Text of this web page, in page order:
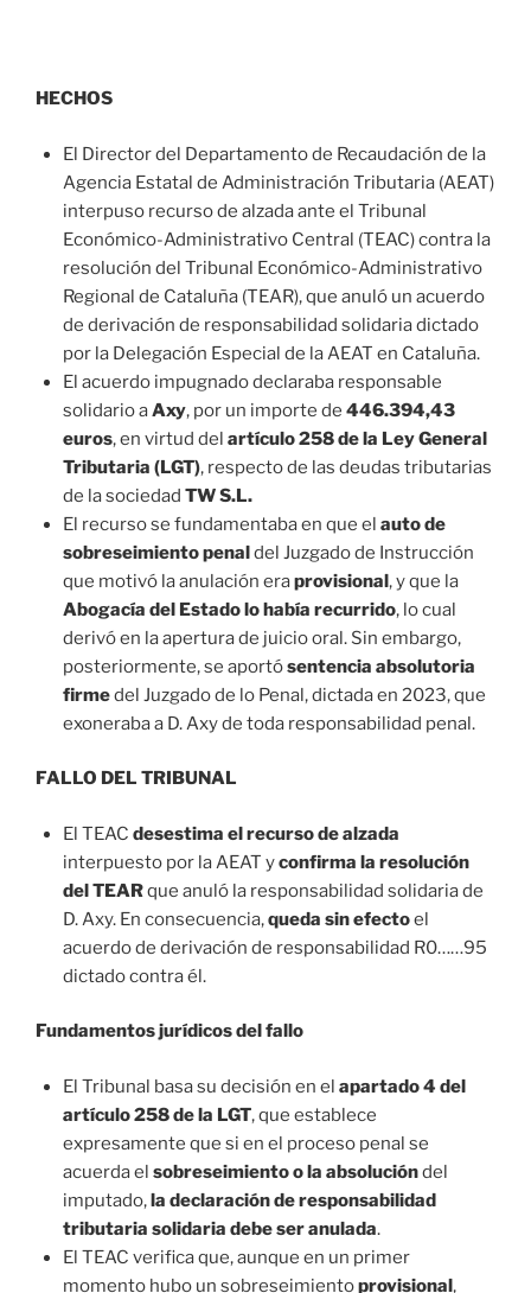
HECHOS
El Director del Departamento de Recaudación de la
Agencia Estatal de Administración Tributaria (AEAT)
interpuso recurso de alzada ante el Tribunal
Económico-Administrativo Central (TEAC) contra la
resolución del Tribunal Económico-Administrativo
Regional de Cataluña (TEAR), que anuló un acuerdo
de derivación de responsabilidad solidaria dictado
por la Delegación Especial de la AEAT en Cataluña.
El acuerdo impugnado declaraba responsable
solidario aAxy, por un importe de 446.394,43
euros, en virtud del artículo 258 de la Ley General
Tributaria (LGT), respecto de las deudas tributarias
de la sociedad TW S.L.
El recurso se fundamentaba en que el auto de
sobreseimiento penaldel Juzgado de Instrucción
que motivó la anulación eraprovisional, y que la
Abogacía del Estado lo había recurrido, lo cual
derivó en la apertura de juicio oral. Sin embargo,
posteriormente, se aportósentencia absolutoria
firmedel Juzgado de lo Penal, dictada en 2023, que
exoneraba a D. Axy de toda responsabilidad penal.
FALLO DEL TRIBUNAL
El TEAC desestima el recurso de alzada
interpuesto por la AEAT yconfirma la resolución
del TEARque anuló la responsabilidad solidaria de
D. Axy. En consecuencia,queda sin efectoel
acuerdo de derivación de responsabilidad R0……95
dictado contra él.
Fundamentos jurídicos del fallo
El Tribunal basa su decisión en el apartado 4 del
artículo 258 de la LGT, que establece
expresamente que si en el proceso penal se
acuerda el sobreseimiento o la absolucióndel
imputado,la declaración de responsabilidad
tributaria solidaria debe ser anulada.
El TEAC verifica que, aunque en un primer
momento hubo un sobreseimientoprovisional,